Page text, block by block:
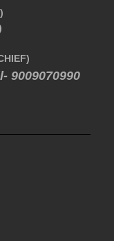
9009070990